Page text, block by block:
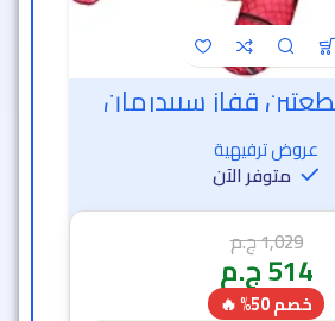
قفاز سبيدرمان
عروض ترفيهية
متوفر الآن
1,029ج.م
514ج.م
خصم 50% 🔥